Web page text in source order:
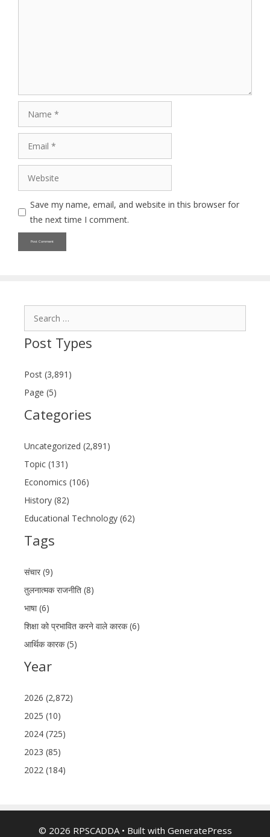
Website
Save my name, email, and website in this browser for
the next time I comment.
Post Types
Post (3,891)
Page (5)
Categories
Uncategorized (2,891)
Topic (131)
Economics (106)
History (82)
Educational Technology (62)
Tags
संचार (9)
तुलनात्मक राजनीति (8)
भाषा (6)
शिक्षा को प्रभावित करने वाले कारक (6)
आर्थिक कारक (5)
Year
2026 (2,872)
2025 (10)
2024 (725)
2023 (85)
2022 (184)
© 2026 RPSCADDA• Built with GeneratePress